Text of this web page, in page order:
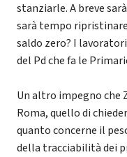
stanziarle. A breve
sarà tempo
saldo zero? I
del Pd che fa le
Un altro impegno che
Roma, quello di
quanto concerne il
della tracciabilità dei